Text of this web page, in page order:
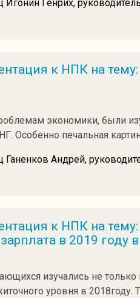
Игонин Генрих,
к НПК на
экономики, были
Особенно печальная
Ганенков Андрей,
к НПК на
в 2019 году
изучались не
уровня в 2018году.